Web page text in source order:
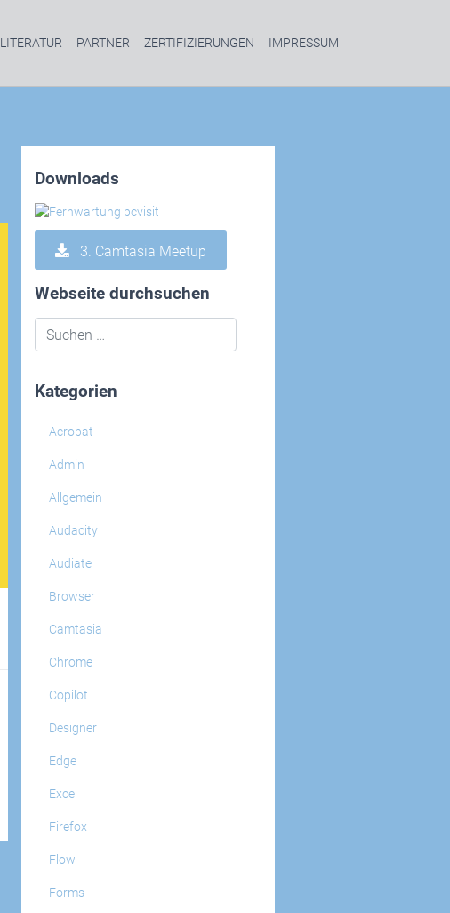
LITERATUR PARTNER ZERTIFIZIERUNGEN IMPRESSUM
Downloads
3. Camtasia Meetup
Webseite durchsuchen
Kategorien
Acrobat
Admin
Allgemein
Audacity
Audiate
Browser
Camtasia
Chrome
Copilot
Designer
Edge
Excel
Firefox
Flow
Forms